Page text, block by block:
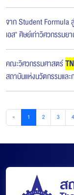
จาก Student Formula
เอส" ศิษย์เก่าวิศวกรรมย
คณะวิศวกรรมศาสตร์
สถาบันแห่งนวัตกรรมและ
« 1 2 3 4